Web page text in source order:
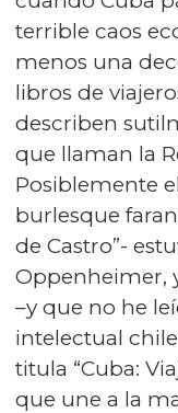
terrible caos
menos una
libros de
describen
que llaman la
Posiblemente
burlesque
de Castro”-
Oppenheimer,
–y que no he
intelectual
titula “Cuba:
que une a la